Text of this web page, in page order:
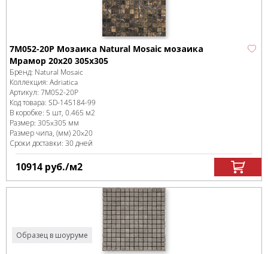
7M052-20P Мозаика Natural Mosaic мозаика
Мрамор 20х20 305х305
Бренд: Natural Mosaic
Коллекция: Adriatica
Артикул: 7M052-20P
Код товара: SD-145184-99
В коробке: 5 шт, 0.465 м2
Размер: 305x305 мм
Размер чипа, (мм)20x20
Сроки доставки: 30 дней
10914 руб./м2
Образец в шоуруме